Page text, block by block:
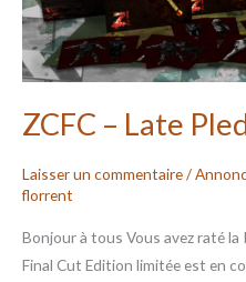
ZCFC – Late
Laisser un commentaire/
florrent
Bonjour à tous Vous avez raté la
Final Cut Edition limitée est en